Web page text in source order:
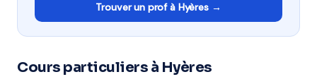
Trouver un prof à Hyères →
Cours particuliers à Hyères